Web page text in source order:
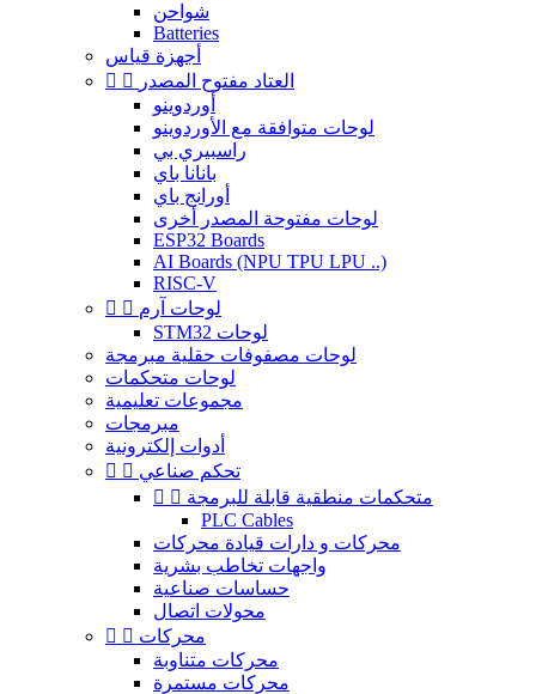
شواحن
Batteries
أجهزة قياس
 
العتاد مفتوح المصدر
أوردوينو
لوحات متوافقة مع الأوردوينو
راسبيري بي
بانانا باي
أورانج باي
لوحات مفتوحة المصدر أخرى
ESP32 Boards
AI Boards (NPU TPU LPU ..)
RISC-V
  لوحات آرم
STM32 لوحات
لوحات مصفوفات حقلية مبرمجة
لوحات متحكمات
مجموعات تعليمية
مبرمجات
أدوات إلكترونية
  تحكم صناعي
  متحكمات منطقية قابلة للبرمجة
PLC Cables
محركات و دارات قيادة محركات
واجهات تخاطب بشرية
حساسات صناعية
محولات اتصال
  محركات
محركات متناوبة
محركات مستمرة